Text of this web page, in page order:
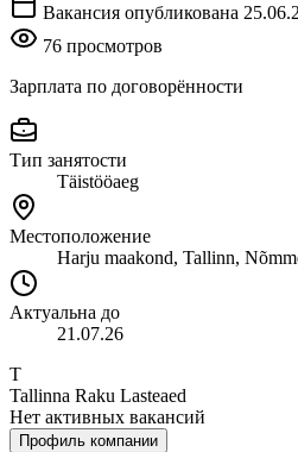
Вакансия опубликована
76 просмотров
Зарплата по договорённости
Тип занятости
Täistööaeg
Местоположение
Harju maakond, Tallinn,
Актуальна до
21.07.26
T
Tallinna Raku Lasteaed
Нет активных вакансий
Профиль компании